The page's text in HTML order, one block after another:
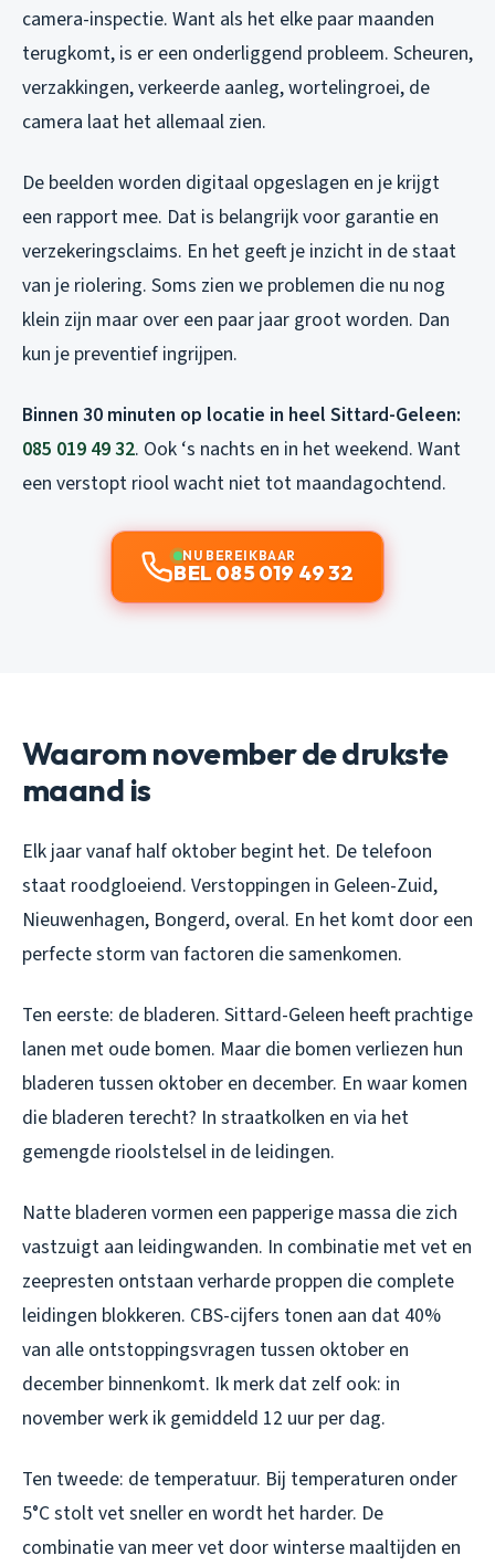
camera-inspectie. Want als het elke paar maanden
terugkomt, is er een onderliggend probleem. Scheuren,
verzakkingen, verkeerde aanleg, wortelingroei, de
camera laat het allemaal zien.
De beelden worden digitaal opgeslagen en je krijgt
een rapport mee. Dat is belangrijk voor garantie en
verzekeringsclaims. En het geeft je inzicht in de staat
van je riolering. Soms zien we problemen die nu nog
klein zijn maar over een paar jaar groot worden. Dan
kun je preventief ingrijpen.
Binnen 30 minuten op locatie in heel Sittard-Geleen:
085 019 49 32. Ook ‘s nachts en in het weekend. Want
een verstopt riool wacht niet tot maandagochtend.
NU BEREIKBAAR
BEL 085 019 49 32
Waarom november de drukste
maand is
Elk jaar vanaf half oktober begint het. De telefoon
staat roodgloeiend. Verstoppingen in Geleen-Zuid,
Nieuwenhagen, Bongerd, overal. En het komt door een
perfecte storm van factoren die samenkomen.
Ten eerste: de bladeren. Sittard-Geleen heeft prachtige
lanen met oude bomen. Maar die bomen verliezen hun
bladeren tussen oktober en december. En waar komen
die bladeren terecht? In straatkolken en via het
gemengde rioolstelsel in de leidingen.
Natte bladeren vormen een papperige massa die zich
vastzuigt aan leidingwanden. In combinatie met vet en
zeepresten ontstaan verharde proppen die complete
leidingen blokkeren. CBS-cijfers tonen aan dat 40%
van alle ontstoppingsvragen tussen oktober en
december binnenkomt. Ik merk dat zelf ook: in
november werk ik gemiddeld 12 uur per dag.
Ten tweede: de temperatuur. Bij temperaturen onder
5°C stolt vet sneller en wordt het harder. De
combinatie van meer vet door winterse maaltijden en